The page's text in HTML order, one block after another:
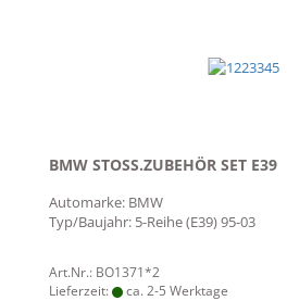
BMW STOSS.ZUBEHÖR SET E39
Automarke: BMW
Typ/Baujahr: 5-Reihe (E39) 95-03
Art.Nr.: BO1371*2
Lieferzeit:
ca. 2-5 Werktage